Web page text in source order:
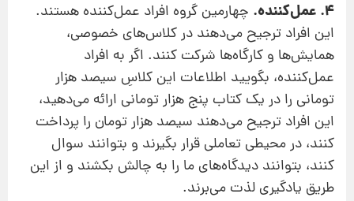
4. عمل‌کننده.
چهارمین گروه افراد عمل‌کننده هستند.
این افراد ترجیح می‌دهند در كلاس‌های خصوصی،
همایش‌ها و كارگاه‌ها شركت كنند. اگر به افراد
عمل‌كننده، بگویید اطلاعات این كلاسِ سیصد هزار
تومانی را در یك كتاب پنج هزار تومانی ارائه می‌دهید،
این افراد ترجیح می‌دهند سیصد هزار تومان را پرداخت
کنند، در محیطی تعاملی قرار بگیرند و بتوانند سوال
كنند، بتوانند دیدگاه‌های ما را به چالش بكشند و از این
طریق یادگیری لذت می‌برند.